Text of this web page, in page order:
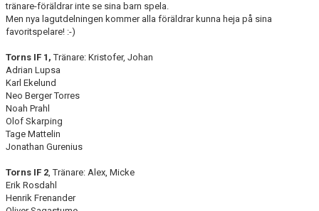
DOKUMENT
KONTAKT
tränare-föräldrar inte se sina barn spela.
Men nya lagutdelningen kommer alla föräldrar kunna heja på sina
favoritspelare! :-)
Torns IF 1,Tränare: Kristofer, Johan
Adrian Lupsa
Karl Ekelund
Neo Berger Torres
Noah Prahl
Olof Skarping
Tage Mattelin
Jonathan Gurenius
Torns IF 2, Tränare: Alex, Micke
Erik Rosdahl
Henrik Frenander